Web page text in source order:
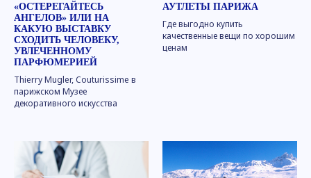
«ОСТЕРЕГАЙТЕСЬ
АНГЕЛОВ» ИЛИ НА
КАКУЮ ВЫСТАВКУ
СХОДИТЬ ЧЕЛОВЕКУ,
УВЛЕЧЕННОМУ
ПАРФЮМЕРИЕЙ
Thierry Mugler, Couturissime в
парижском Музее
декоративного искусства
АУТЛЕТЫ ПАРИЖА
Где выгодно купить
качественные вещи по хорошим
ценам